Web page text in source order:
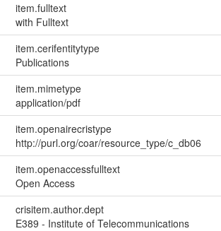
item.fulltext
with Fulltext
item.cerifentitytype
Publications
item.mimetype
application/pdf
item.openairecristype
http://purl.org/coar/resource_type/c_db06
item.openaccessfulltext
Open Access
crisitem.author.dept
E389 - Institute of Telecommunications